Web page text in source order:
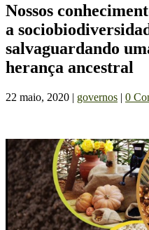
Nossos
a
salvaguardando
herança ancestral
22 maio, 2020 | governos | 0